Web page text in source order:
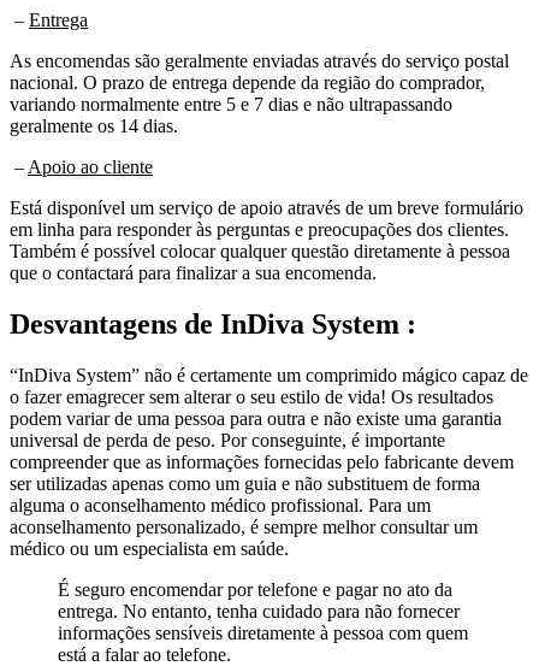
– Entrega
As encomendas são geralmente enviadas através do serviço postal
nacional. O prazo de entrega depende da região do comprador,
variando normalmente entre 5 e 7 dias e não ultrapassando
geralmente os 14 dias.
– Apoio ao cliente
Está disponível um serviço de apoio através de um breve formulário
em linha para responder às perguntas e preocupações dos clientes.
Também é possível colocar qualquer questão diretamente à pessoa
que o contactará para finalizar a sua encomenda.
Desvantagens de InDiva System :
“InDiva System” não é certamente um comprimido mágico capaz de
o fazer emagrecer sem alterar o seu estilo de vida! Os resultados
podem variar de uma pessoa para outra e não existe uma garantia
universal de perda de peso. Por conseguinte, é importante
compreender que as informações fornecidas pelo fabricante devem
ser utilizadas apenas como um guia e não substituem de forma
alguma o aconselhamento médico profissional. Para um
aconselhamento personalizado, é sempre melhor consultar um
médico ou um especialista em saúde.
É seguro encomendar por telefone e pagar no ato da
entrega. No entanto, tenha cuidado para não fornecer
informações sensíveis diretamente à pessoa com quem
está a falar ao telefone.